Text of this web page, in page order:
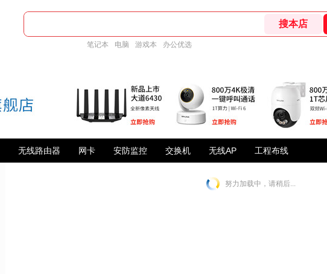
笔记本 电脑 游戏本 办公优选
无线路由器 网卡 安防监控 交换机 无线AP 工程布线
努力加载中，请稍后...